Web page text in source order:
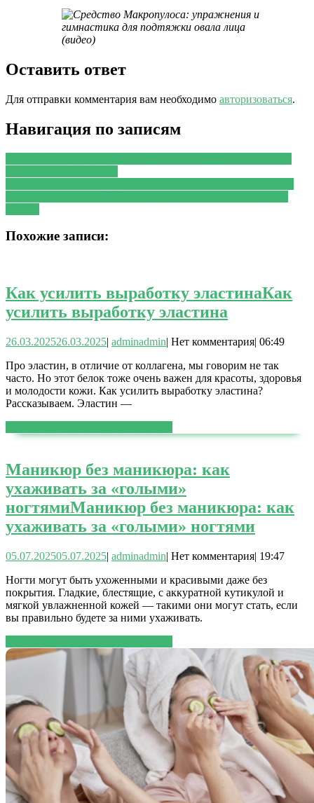
Оставить ответ
Для отправки комментария вам необходимо авторизоваться.
Навигация по записям
Похожие записи:
Как усилить выработку эластинаКак
усилить выработку эластина
26.03.202526.03.2025| adminadmin| Нет комментария| 06:49
Про эластин, в отличие от коллагена, мы говорим не так
часто. Но этот белок тоже очень важен для красоты, здоровья
и молодости кожи. Как усилить выработку эластина?
Рассказываем. Эластин —
Маникюр без маникюра: как
ухаживать за «голыми»
ногтямиМаникюр без маникюра: как
ухаживать за «голыми» ногтями
05.07.202505.07.2025| adminadmin| Нет комментария| 19:47
Ногти могут быть ухоженными и красивыми даже без
покрытия. Гладкие, блестящие, с аккуратной кутикулой и
мягкой увлажненной кожей — такими они могут стать, если
вы правильно будете за ними ухаживать.